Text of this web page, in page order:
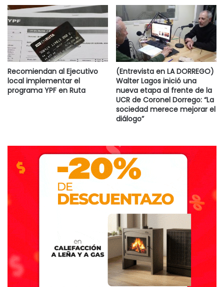
Recomiendan al Ejecutivo
local implementar el
programa YPF en Ruta
(Entrevista en LA DORREGO)
Walter Lagos inició una
nueva etapa al frente de la
UCR de Coronel Dorrego: “La
sociedad merece mejorar el
diálogo”